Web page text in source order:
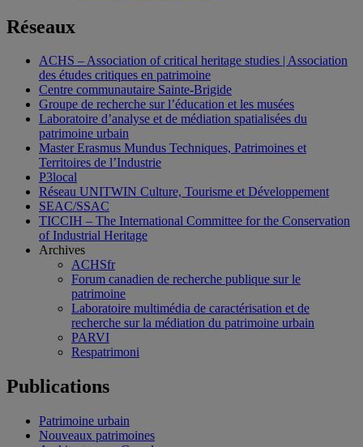
Réseaux
ACHS – Association of critical heritage studies | Association
des études critiques en patrimoine
Centre communautaire Sainte-Brigide
Groupe de recherche sur l’éducation et les musées
Laboratoire d’analyse et de médiation spatialisées du
patrimoine urbain
Master Erasmus Mundus Techniques, Patrimoines et
Territoires de l’Industrie
P3local
Réseau UNITWIN Culture, Tourisme et Développement
SEAC/SSAC
TICCIH – The International Committee for the Conservation
of Industrial Heritage
Archives
ACHSfr
Forum canadien de recherche publique sur le
patrimoine
Laboratoire multimédia de caractérisation et de
recherche sur la médiation du patrimoine urbain
PARVI
Respatrimoni
Publications
Patrimoine urbain
Nouveaux patrimoines